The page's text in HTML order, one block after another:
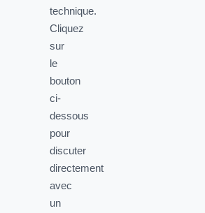
technique.
Cliquez
sur
le
bouton
ci-
dessous
pour
discuter
directement
avec
un